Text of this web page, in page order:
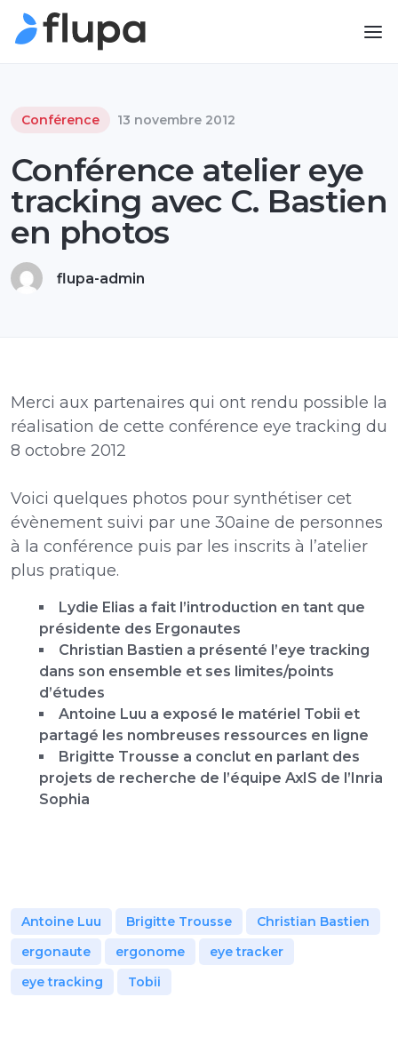
Conférence 13 novembre 2012
Conférence atelier eye
tracking avec C. Bastien
en photos
flupa-admin
Merci aux partenaires qui ont rendu possible la
réalisation de cette conférence eye tracking du
8 octobre 2012
Voici quelques photos pour synthétiser cet
évènement suivi par une 30aine de personnes
à la conférence puis par les inscrits à l’atelier
plus pratique.
Lydie Elias a fait l’introduction en tant que
présidente des Ergonautes
Christian Bastien a présenté l’eye tracking
dans son ensemble et ses limites/points
d’études
Antoine Luu a exposé le matériel Tobii et
partagé les nombreuses ressources en ligne
Brigitte Trousse a conclut en parlant des
projets de recherche de l’équipe AxIS de l’Inria
Sophia
Antoine Luu Brigitte Trousse
Christian Bastien
ergonaute
ergonome
eye tracker
eye tracking
Tobii